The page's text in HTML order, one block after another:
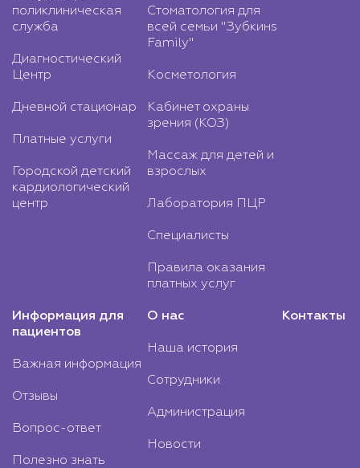
поликлиническая
служба
Диагностический
Центр
Дневной стационар
Платные услуги
Городской детский
кардиологический
центр
Стоматология для
всей семьи "Зубкинs
Family"
Косметология
Кабинет охраны
зрения (КОЗ)
Массаж для детей и
взрослых
Лаборатория ПЦР
Специалисты
Правила оказания
платных услуг
Информация для
пациентов
Важная информация
Отзывы
Вопрос-ответ
Полезно знать
О нас
Наша история
Сотрудники
Администрация
Новости
Контакты